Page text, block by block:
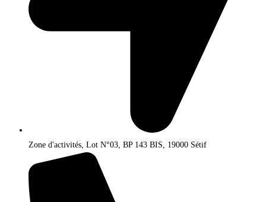
Zone d'activités, Lot N°03, BP 143 BIS, 19000 Sétif